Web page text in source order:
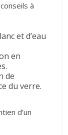
à
et d’eau
en
de
du verre.
d’un